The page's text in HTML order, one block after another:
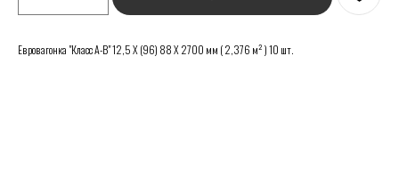
Евровагонка "Класс А-В" 12,5 Х (96) 88 Х 2700 мм ( 2,376 м² ) 10 шт.